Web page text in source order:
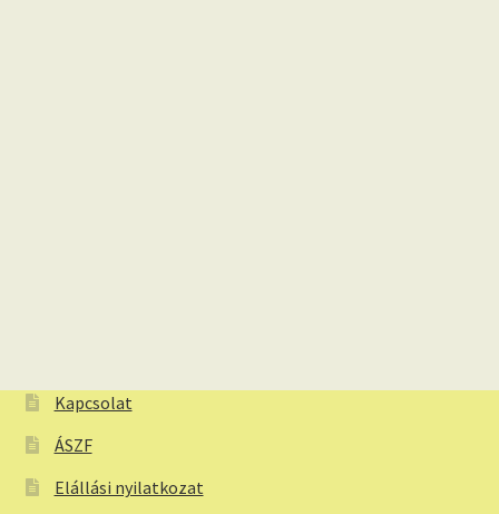
Kapcsolat
ÁSZF
Elállási nyilatkozat